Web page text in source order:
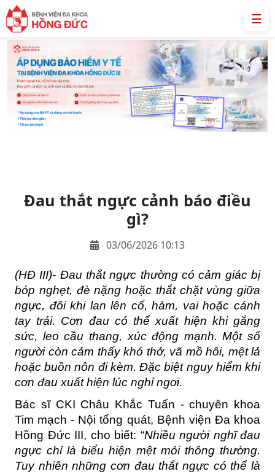
☰
Đau thắt ngực cảnh báo điều
gì?
03/06/2026 10:13
(HĐ III)- Đau thắt ngực thường có cảm giác bị
bóp nghẹt, đè nặng hoặc thắt chặt vùng giữa
ngực, đôi khi lan lên cổ, hàm, vai hoặc cánh
tay trái. Cơn đau có thể xuất hiện khi gắng
sức, leo cầu thang, xúc động mạnh. Một số
người còn cảm thấy khó thở, vã mồ hôi, mệt lả
hoặc buồn nôn đi kèm. Đặc biệt nguy hiểm khi
cơn đau xuất hiện lúc nghỉ ngơi.
Bác sĩ CKI Châu Khắc Tuấn - chuyên khoa
Tim mạch - Nội tổng quát, Bệnh viện Đa khoa
Hồng Đức III, cho biết: “Nhiều người nghĩ đau
ngực chỉ là biểu hiện mệt mỏi thông thường.
Tuy nhiên những cơn đau thắt ngực có thể là